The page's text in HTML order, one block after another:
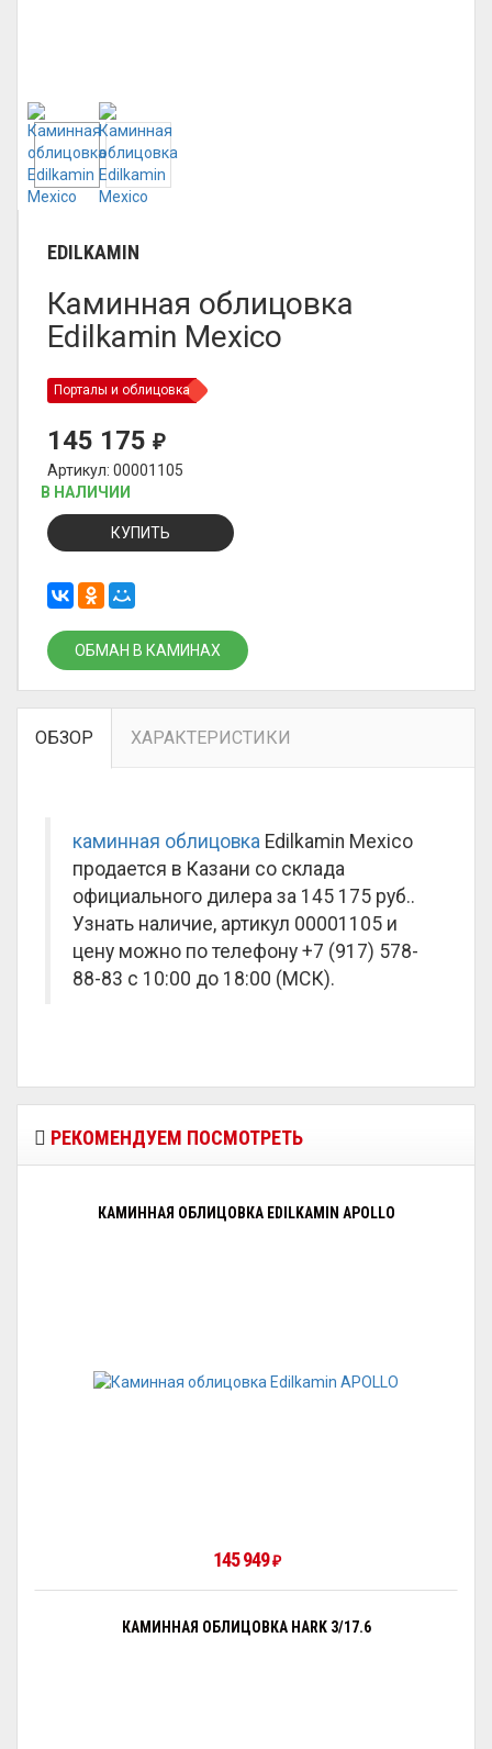
EDILKAMIN
Каминная облицовка
Edilkamin Mexico
Порталы и облицовка
145 175 ₽
Артикул: 00001105
В НАЛИЧИИ
КУПИТЬ
ОБМАН В КАМИНАХ
ОБЗОР ХАРАКТЕРИСТИКИ
каминная облицовка Edilkamin Mexico
продается в Казани со склада
официального дилера за 145 175 руб..
Узнать наличие, артикул 00001105 и
цену можно по телефону +7 (917) 578-
88-83 с 10:00 до 18:00 (МСК).
РЕКОМЕНДУЕМ ПОСМОТРЕТЬ
КАМИННАЯ ОБЛИЦОВКА EDILKAMIN APOLLO
145 949 ₽
КАМИННАЯ ОБЛИЦОВКА HARK 3/17.6